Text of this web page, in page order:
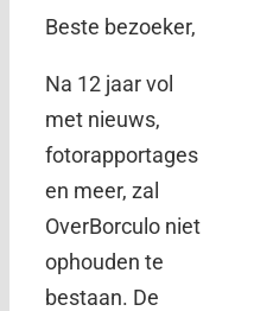
Beste bezoeker,
Na 12 jaar vol
met nieuws,
fotorapportages
en meer, zal
OverBorculo niet
ophouden te
bestaan. De